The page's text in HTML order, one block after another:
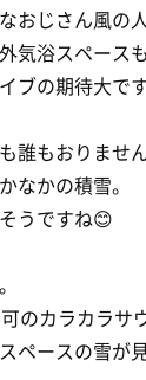
じさん風の
気浴スペース
ブの期待大で
誰もおりません
なかの積雪。
うですね😊
のカラカラサ
ペースの雪が